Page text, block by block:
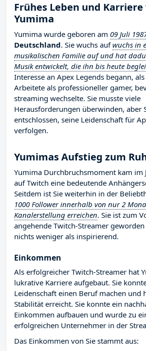
Frühes Leben und Karriere
Yumima
Yumima wurde geboren am 09 Juli
Deutschland. Sie wuchs aufwuchs in
musikalischen Familie auf und hat
Musik entwickelt, die ihn bis heute
Interesse an Apex Legends begann,
Arbeitete als professioneller gamer,
streaming wechselte. Sie musste viele
Herausforderungen überwinden, aber
entschlossen, seine Leidenschaft für
verfolgen.
Yumimas Aufstieg zum
Yumima Durchbruchsmoment kam im
auf Twitch eine bedeutende
Seitdem ist Sie weiterhin in der
1000 Follower innerhalb von nur 2
Kanalerstellung erreichen. Sie ist zum
angehende Twitch-Streamer geworden
nichts weniger als inspirierend.
Einkommen
Als erfolgreicher Twitch-Streamer hat
lukrative Karriere aufgebaut. Sie
Leidenschaft einen Beruf machen und
Stabilität erreicht. Sie konnte ein
Einkommen aufbauen und wurde zu
erfolgreichen Unternehmer in der
Das Einkommen von Sie stammt aus: